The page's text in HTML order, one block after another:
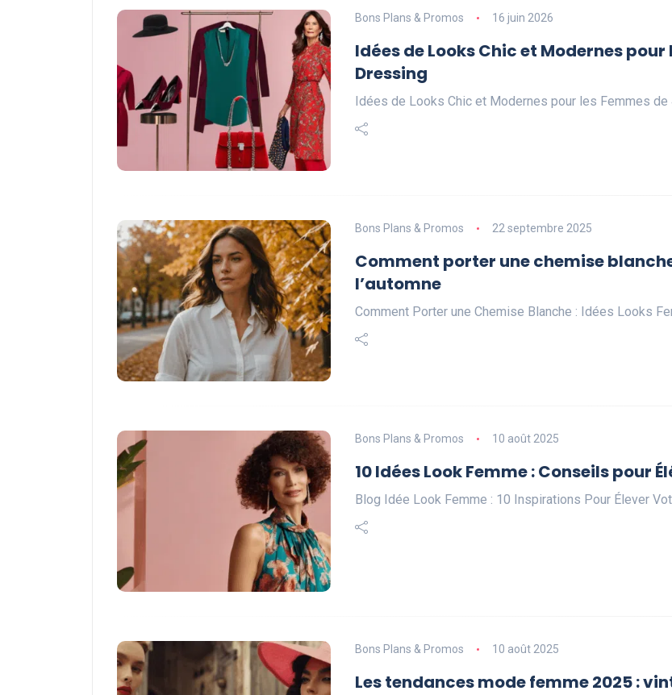
Bons Plans & Promos 16 juin 2026
Idées de Looks Chic et Modernes pour
Dressing
Idées de Looks Chic et Modernes pour les Femmes de
Bons Plans & Promos 22 septembre 2025
Comment porter une chemise
l’automne
Comment Porter une Chemise Blanche : Idées Looks
Bons Plans & Promos 10 août 2025
10 Idées Look Femme : Conseils pour
Blog Idée Look Femme : 10 Inspirations Pour Élever
Bons Plans & Promos 10 août 2025
Les tendances mode femme 2025 :